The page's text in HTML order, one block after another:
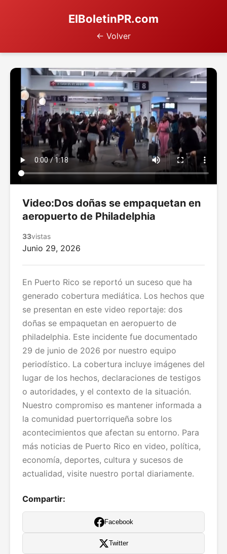
ElBoletinPR.com
← Volver
Video:Dos doñas se empaquetan en
aeropuerto de Philadelphia
33vistas
Junio 29, 2026
En Puerto Rico se reportó un suceso que ha
generado cobertura mediática. Los hechos que
se presentan en este video reportaje: dos
doñas se empaquetan en aeropuerto de
philadelphia. Este incidente fue documentado
29 de junio de 2026 por nuestro equipo
periodístico. La cobertura incluye imágenes del
lugar de los hechos, declaraciones de testigos
o autoridades, y el contexto de la situación.
Nuestro compromiso es mantener informada a
la comunidad puertorriqueña sobre los
acontecimientos que afectan su entorno. Para
más noticias de Puerto Rico en video, política,
economía, deportes, cultura y sucesos de
actualidad, visite nuestro portal diariamente.
Compartir:
Facebook
Twitter